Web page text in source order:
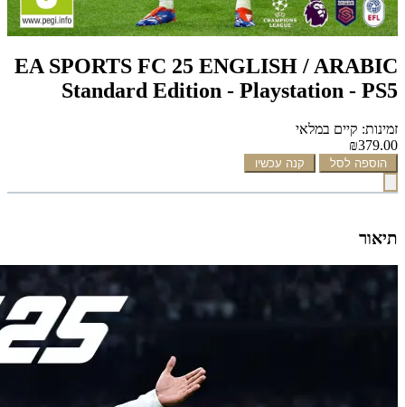
EA SPORTS FC 25 ENGLISH / ARABIC
Standard Edition - Playstation - PS5
זמינות: קיים במלאי
₪379.00
הוספה לסל קנה עכשיו
תיאור